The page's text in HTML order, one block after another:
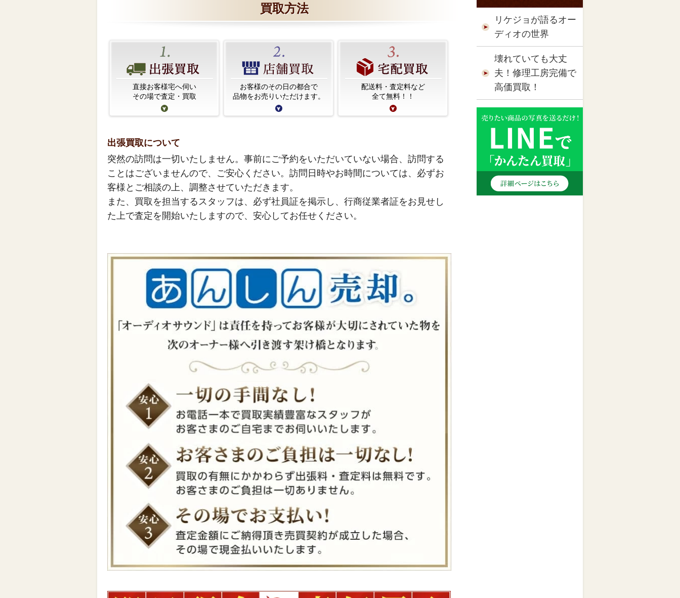
買取方法
直接お客様宅へ伺い
その場で査定・買取
お客様のその日の都合で
品物をお売りいただけます。
配送料・査定料など
全て無料！！
出張買取について
突然の訪問は一切いたしません。事前にご予約をいただいていない場合、訪問する
ことはございませんので、ご安心ください。訪問日時やお時間については、必ずお
客様とご相談の上、調整させていただきます。
また、買取を担当するスタッフは、必ず社員証を掲示し、行商従業者証をお見せし
た上で査定を開始いたしますので、安心してお任せください。
リケジョが語るオー
ディオの世界
壊れていても大丈
夫！修理工房完備で
高価買取！